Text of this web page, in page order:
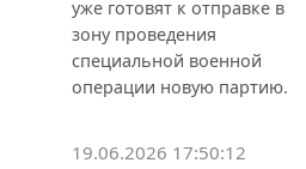
уже готовят к отправке в
зону проведения
специальной военной
операции новую партию.
19.06.2026 17:50:12